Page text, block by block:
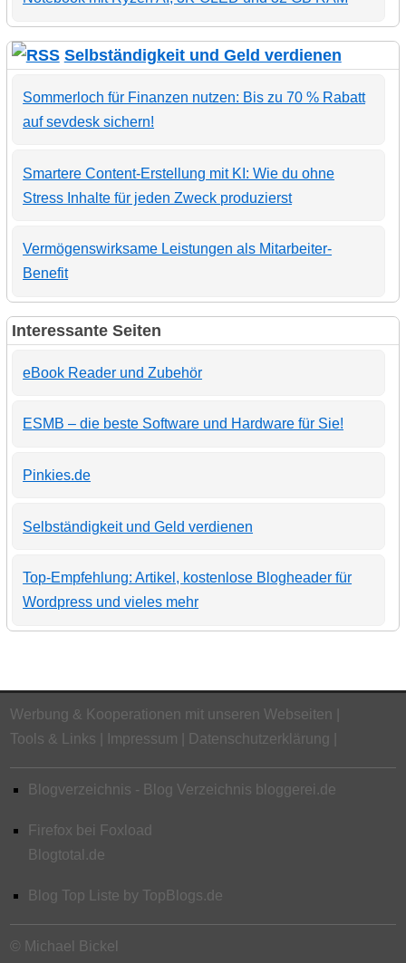
Selbständigkeit und Geld verdienen
Sommerloch für Finanzen nutzen: Bis zu 70 % Rabatt
auf sevdesk sichern!
Smartere Content-Erstellung mit KI: Wie du ohne
Stress Inhalte für jeden Zweck produzierst
Vermögenswirksame Leistungen als Mitarbeiter-
Benefit
Interessante Seiten
eBook Reader und Zubehör
ESMB – die beste Software und Hardware für Sie!
Pinkies.de
Selbständigkeit und Geld verdienen
Top-Empfehlung: Artikel, kostenlose Blogheader für
Wordpress und vieles mehr
Werbung & Kooperationen mit unseren Webseiten
Tools & Links
Impressum Datenschutzerklärung
Blogverzeichnis - Blog Verzeichnis bloggerei.de
Firefox bei Foxload
Blogtotal.de
Blog Top Liste by TopBlogs.de
© Michael Bickel